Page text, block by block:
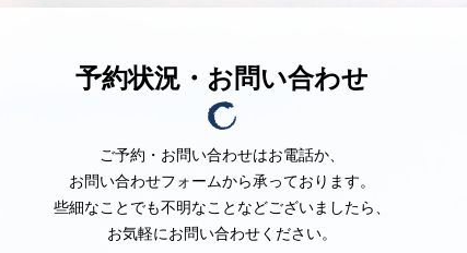
予約状況・お問い合わせ
ご予約・お問い合わせはお電話か、
お問い合わせフォームから承っております。
些細なことでも不明なことなどございましたら、
お気軽にお問い合わせください。